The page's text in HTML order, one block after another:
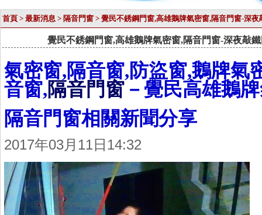
首頁 > 最新消息 > 隔音門窗 > 覺民不銹鋼門窗,高雄鵝牌氣密窗,隔音門窗-深
覺民不銹鋼門窗,高雄鵝牌氣密窗,隔音門窗-深夜敲
氣密窗,隔音窗,防盜窗,鵝牌氣
音窗,隔音門窗 －覺民高雄鵝
隔音門窗相關新聞分享
2017年03月11日14:32